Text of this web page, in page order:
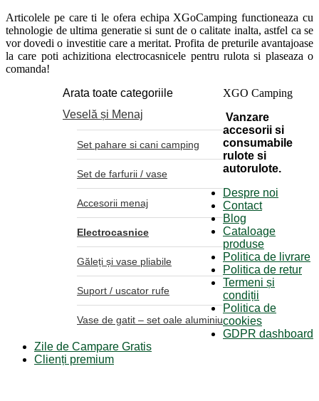
Articolele pe care ti le ofera echipa XGoCamping functioneaza cu
tehnologie de ultima generatie si sunt de o calitate inalta, astfel ca se
vor dovedi o investitie care a meritat. Profita de preturile avantajoase
la care poti achizitiona electrocasnicele pentru rulota si plaseaza o
comanda!
Arata toate categoriile
Veselă și Menaj
Set pahare si cani camping
Set de farfurii / vase
Accesorii menaj
Electrocasnice
Găleți și vase pliabile
Suport / uscator rufe
Vase de gatit – set oale aluminiu
XGO Camping
Vanzare
accesorii si
consumabile
rulote si
autorulote.
Despre noi
Contact
Blog
Cataloage
produse
Politica de livrare
Politica de retur
Termeni și
condiții
Politica de
cookies
GDPR dashboard
Zile de Campare Gratis
Clienți premium